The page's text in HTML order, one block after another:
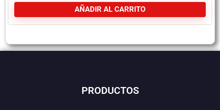
AÑADIR AL CARRITO
PRODUCTOS